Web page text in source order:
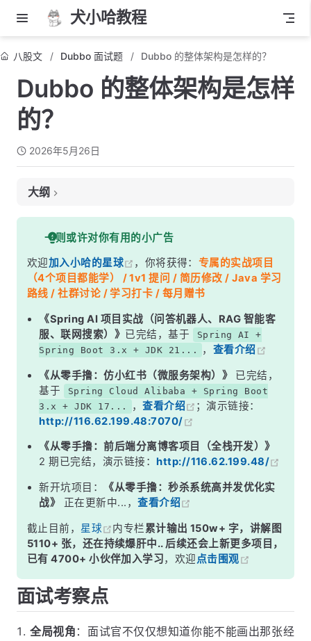
犬小哈教程
八股文 Dubbo 面试题 Dubbo 的整体架构是怎样的？
Dubbo 的整体架构是怎样
的？
2026年5月26日
大纲
面试考察点
核心答案
深度解析
一、整体架构图
二、Dubbo 的分层架构
三、SPI 机制——Dubbo 灵活性的根基
面试高频追问
常见面试变体
总结
一则或许对你有用的小广告
欢迎加入小哈的星球 ，你将获得： 专属的实战项目
（4个项目都能学） / 1v1 提问 / 简历修改 / Java 学习
路线 / 社群讨论 / 学习打卡 / 每月赠书
《Spring AI 项目实战（问答机器人、RAG 智能客
服、联网搜索）》 已完结，基于
Spring AI +
Spring Boot 3.x + JDK 21...
， 查看介绍
《从零手撸：仿小红书（微服务架构）》
已完结，
基于
Spring Cloud Alibaba + Spring Boot
3.x + JDK 17...
，查看介绍
；演示链接：
http://116.62.199.48:7070/
《从零手撸：前后端分离博客项目（全栈开发）》
2 期已完结，演示链接： http://116.62.199.48/
新开坑项目：
《从零手撸：秒杀系统高并发优化实
战》
正在更新中...，查看介绍
截止目前， 星球 内专栏累计输出 150w+ 字，讲解图
5110+ 张，还在持续爆肝中.. 后续还会上新更多项目，
已有 4700+ 小伙伴加入学习，欢迎点击围观
面试考察点
全局视角 ：面试官不仅仅想知道你能不能画出那张经